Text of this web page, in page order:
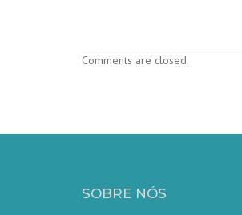
Comments are closed.
SOBRE NÓS